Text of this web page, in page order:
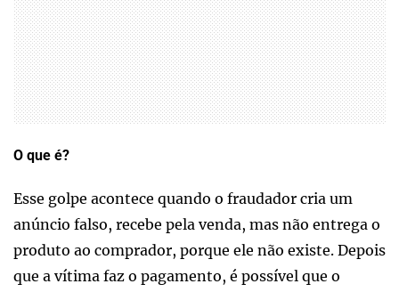
O que é?
Esse golpe acontece quando o fraudador cria um
anúncio falso, recebe pela venda, mas não entrega o
produto ao comprador, porque ele não existe. Depois
que a vítima faz o pagamento, é possível que o